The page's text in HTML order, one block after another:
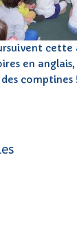
en
comptines !